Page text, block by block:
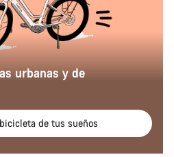
urbanas y de
de tus sueños